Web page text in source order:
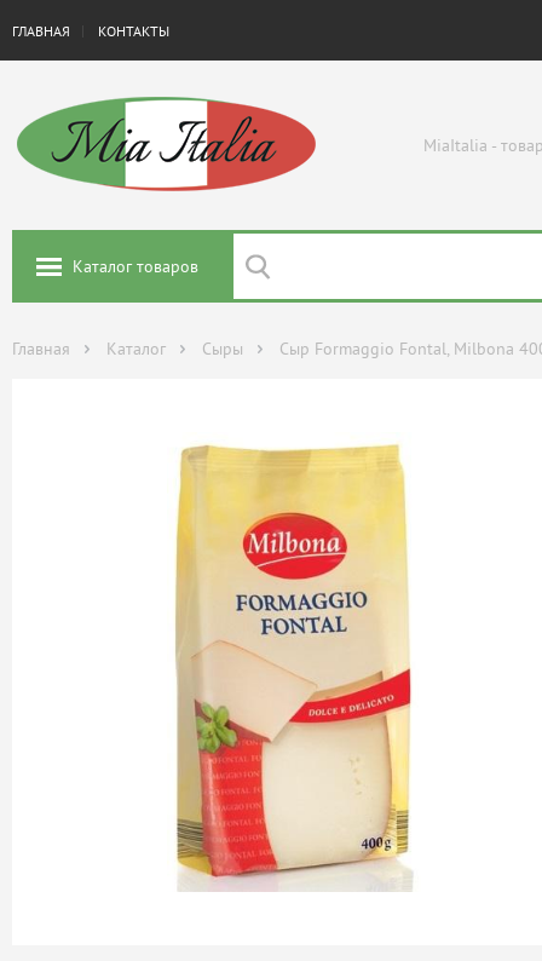
ГЛАВНАЯ КОНТАКТЫ
MiaItalia -
Каталог товаров
Главная Каталог Сыры Сыр Formaggio Fontal, Milbona